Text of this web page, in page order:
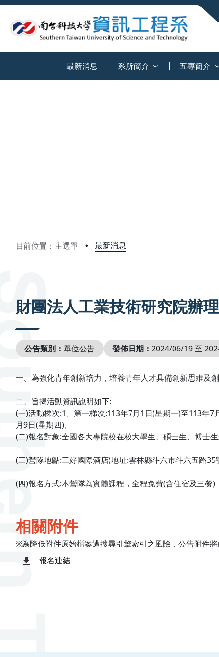
最新消息 系所簡介 五專簡介
目前位置：主選單 最新消息
財團法人工業技術研究院辦
公告類別： 單位公告 發佈日期： 2024/06/19 至
一、為強化青年創新培力，培養青年人才具備創新思維及
二、旨揭活動資訊說明如下:
(一)活動梯次:1、第一梯次:113年7月1日(星期一)至113年
月9日(星期四)。
(二)報名對象:全國各大專院校在校大學生、碩士生、博士
(三)營隊地點:三好國際酒店(地址:雲林縣斗六市斗六五路35
(四)報名方式:本營隊為實體課程，全程免費(含住宿及三
相關附件
※為降低附件原始檔案遭搜尋引擎索引之風險，公告附件
報名連結